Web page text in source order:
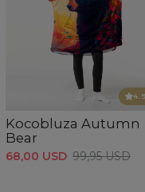
Kocobluza Autumn
Bear
68,00 USD 99,95 USD